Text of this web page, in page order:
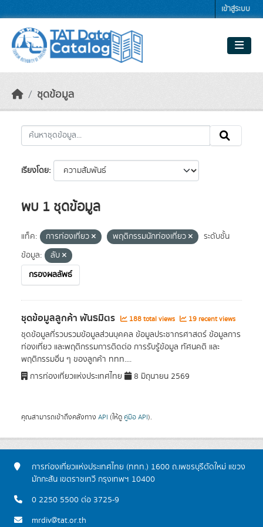
เข้าสู่ระบบ
ชุดข้อมูล
เรียงโดย
พบ 1 ชุดข้อมูล
แท็ค: การท่องเที่ยว พฤติกรรมนักท่องเที่ยว
ระดับชั้น
ข้อมูล:
ลับ
กรองผลลัพธ์
ชุดข้อมูลลูกค้า พันธมิตร 188 total views 19 recent views
ชุดข้อมูลที่รวบรวมข้อมูลส่วนบุคคล ข้อมูลประชากรศาสตร์ ข้อมูลการ
ท่องเที่ยว และพฤติกรรมการติดต่อ การรับรู้ข้อมูล ทัศนคติ และ
พฤติกรรมอื่น ๆ ของลูกค้า ททท....
การท่องเที่ยวแห่งประเทศไทย
8 มิถุนายน 2569
คุณสามารถเข้าถึงคลังทาง API (ให้ดู คู่มือ API).
การท่องเที่ยวแห่งประเทศไทย (ททท.) 1600 ถ.เพชรบุรีตัดใหม่ แขวง
มักกะสัน เขตราชเทวี กรุงเทพฯ 10400
0 2250 5500 ต่อ 3725-9
mrdiv@tat.or.th